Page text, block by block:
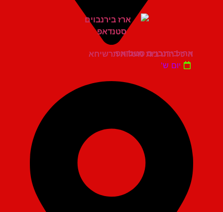
היכל התרבות מעלות תרשיחא
ארז בירנבוים סטנדאפ
יום ש'